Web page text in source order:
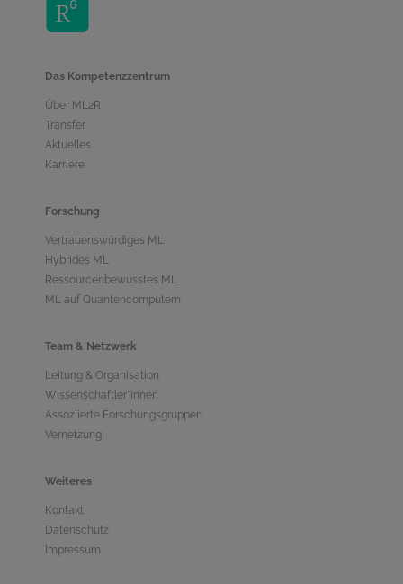
Das Kompetenzzentrum
Über ML2R
Transfer
Aktuelles
Karriere
Forschung
Vertrauenswürdiges ML
Hybrides ML
Ressourcenbewusstes ML
ML auf Quantencomputern
Team & Netzwerk
Leitung & Organisation
Wissenschaftler*innen
Assoziierte Forschungsgruppen
Vernetzung
Weiteres
Kontakt
Datenschutz
Impressum